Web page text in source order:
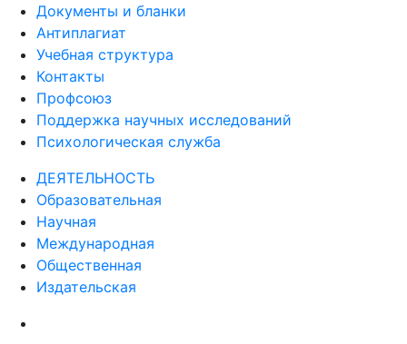
Документы и бланки
Антиплагиат
Учебная структура
Контакты
Профсоюз
Поддержка научных исследований
Психологическая служба
ДЕЯТЕЛЬНОСТЬ
Образовательная
Научная
Международная
Общественная
Издательская